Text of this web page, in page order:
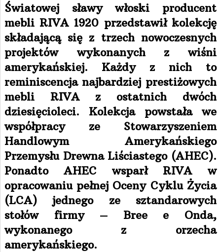
Światowej sławy włoski producent
mebli RIVA 1920 przedstawił kolekcję
składającą się z trzech nowoczesnych
projektów wykonanych z wiśni
amerykańskiej. Każdy z nich to
reminiscencja najbardziej prestiżowych
mebli RIVA z ostatnich dwóch
dziesięcioleci. Kolekcja powstała we
współpracy ze Stowarzyszeniem
Handlowym Amerykańskiego
Przemysłu Drewna Liściastego (AHEC).
Ponadto AHEC wsparł RIVA w
opracowaniu pełnej Oceny Cyklu Życia
(LCA) jednego ze sztandarowych
stołów firmy – Bree e Onda,
wykonanego z orzecha
amerykańskiego.